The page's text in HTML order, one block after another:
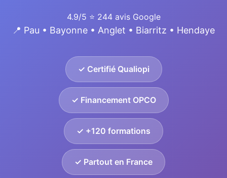
4.9/5 ⭐ 244 avis Google
📍 Pau • Bayonne • Anglet • Biarritz • Hendaye
✓ Certifié Qualiopi
✓ Financement OPCO
✓ +120 formations
✓ Partout en France